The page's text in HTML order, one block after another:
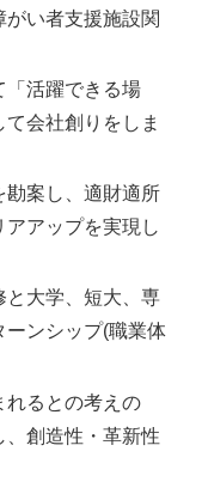
い者支援施設関
「活躍できる場
会社創りをしま
勘案し、適財適所
アップを実現し
と大学、短大、専
ーンシップ(職業体
れるとの考えの
創造性・革新性